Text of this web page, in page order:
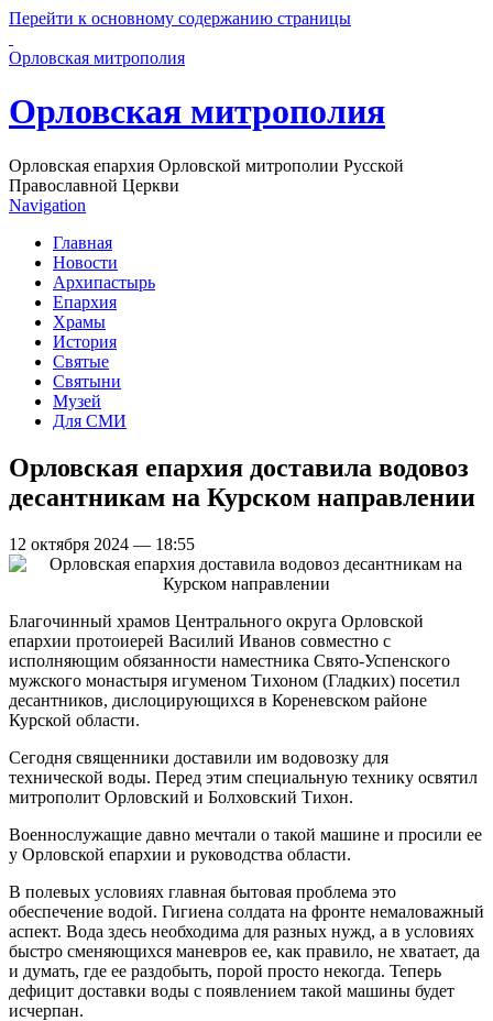
Перейти к основному содержанию страницы
Орловская митрополия
Орловская митрополия
Орловская епархия Орловской митрополии Русской
Православной Церкви
Navigation
Главная
Новости
Архипастырь
Епархия
Храмы
История
Святые
Святыни
Музей
Для СМИ
Орловская епархия доставила водовоз
десантникам на Курском направлении
12 октября 2024 — 18:55
Благочинный храмов Центрального округа Орловской
епархии протоиерей Василий Иванов совместно с
исполняющим обязанности наместника Свято-Успенского
мужского монастыря игуменом Тихоном (Гладких) посетил
десантников, дислоцирующихся в Кореневском районе
Курской области.
Сегодня священники доставили им водовозку для
технической воды. Перед этим специальную технику освятил
митрополит Орловский и Болховский Тихон.
Военнослужащие давно мечтали о такой машине и просили ее
у Орловской епархии и руководства области.
В полевых условиях главная бытовая проблема это
обеспечение водой. Гигиена солдата на фронте немаловажный
аспект. Вода здесь необходима для разных нужд, а в условиях
быстро сменяющихся маневров ее, как правило, не хватает, да
и думать, где ее раздобыть, порой просто некогда. Теперь
дефицит доставки воды с появлением такой машины будет
исчерпан.